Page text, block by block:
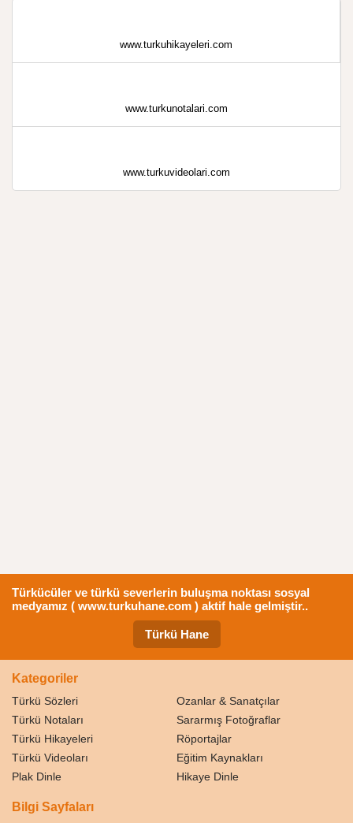
www.turkuhikayeleri.com
www.turkunotalari.com
www.turkuvideolari.com
Türkücüler ve türkü severlerin buluşma noktası sosyal
medyamız ( www.turkuhane.com ) aktif hale gelmiştir..
Türkü Hane
Kategoriler
Türkü Sözleri
Ozanlar & Sanatçılar
Türkü Notaları
Sararmış Fotoğraflar
Türkü Hikayeleri
Röportajlar
Türkü Videoları
Eğitim Kaynakları
Plak Dinle
Hikaye Dinle
Bilgi Sayfaları